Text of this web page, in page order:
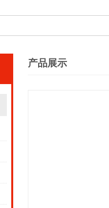
产品展示